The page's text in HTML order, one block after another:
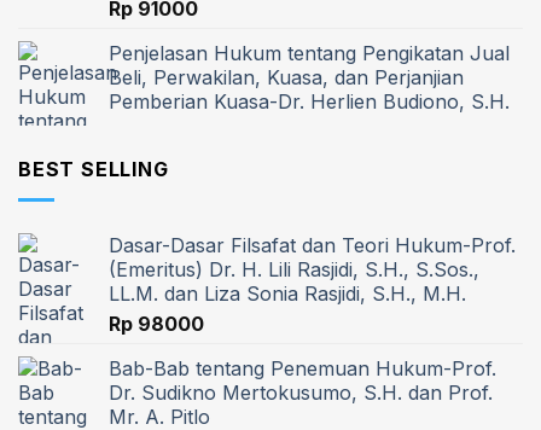
Rp 91000
Penjelasan Hukum tentang Pengikatan Jual
Beli, Perwakilan, Kuasa, dan Perjanjian
Pemberian Kuasa-Dr. Herlien Budiono, S.H.
BEST SELLING
Dasar-Dasar Filsafat dan Teori Hukum-Prof.
(Emeritus) Dr. H. Lili Rasjidi, S.H., S.Sos.,
LL.M. dan Liza Sonia Rasjidi, S.H., M.H.
Rp 98000
Bab-Bab tentang Penemuan Hukum-Prof.
Dr. Sudikno Mertokusumo, S.H. dan Prof.
Mr. A. Pitlo